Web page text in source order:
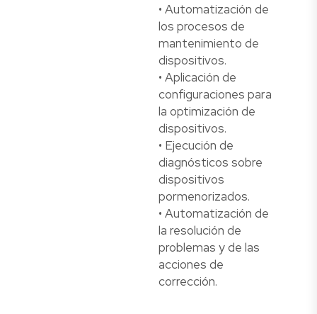
• Automatización de
los procesos de
mantenimiento de
dispositivos.
• Aplicación de
configuraciones para
la optimización de
dispositivos.
• Ejecución de
diagnósticos sobre
dispositivos
pormenorizados.
• Automatización de
la resolución de
problemas y de las
acciones de
corrección.